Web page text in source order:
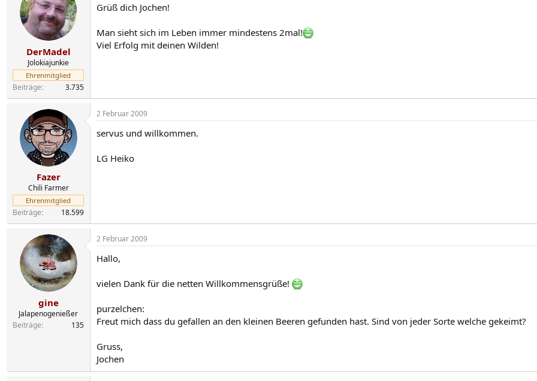
DerMadel
Jolokiajunkie
Ehrenmitglied
Beiträge 3.735
Grüß dich Jochen!
Man sieht sich im Leben immer mindestens 2mal!
Viel Erfolg mit deinen Wilden!
Fazer
Chili Farmer
Ehrenmitglied
Beiträge 18.599
2 Februar 2009
servus und willkommen.
LG Heiko
gine
Jalapenogenießer
Beiträge
135
2 Februar 2009
Hallo,
vielen Dank für die netten Willkommensgrüße!
purzelchen:
Freut mich dass du gefallen an den kleinen Beeren gefunden hast. Sind von jeder Sorte welche gekeimt?
Gruss,
Jochen